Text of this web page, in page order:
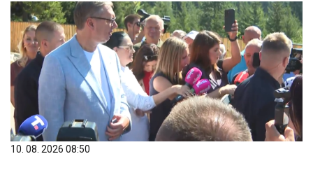
10. 08. 2026 08:50